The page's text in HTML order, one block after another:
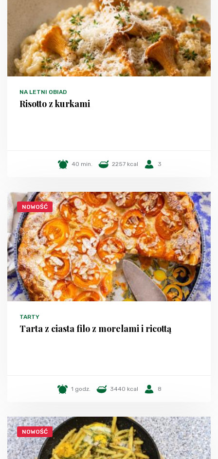
NA LETNI OBIAD
Risotto z kurkami
40 min. 2257 kcal 3
NOWOŚĆ
TARTY
Tarta z ciasta filo z morelami i ricottą
1 godz. 3440 kcal 8
NOWOŚĆ